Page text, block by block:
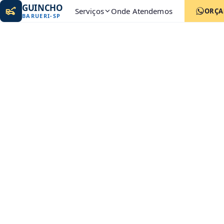
GUINCHO
BARUERI-SP Serviços Onde Atendemos